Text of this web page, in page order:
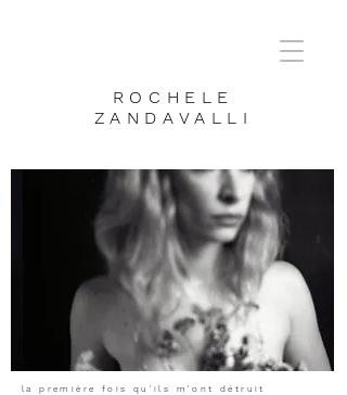
ROCHELE
ZANDAVALLI
la première fois qu'ils m'ont détruit